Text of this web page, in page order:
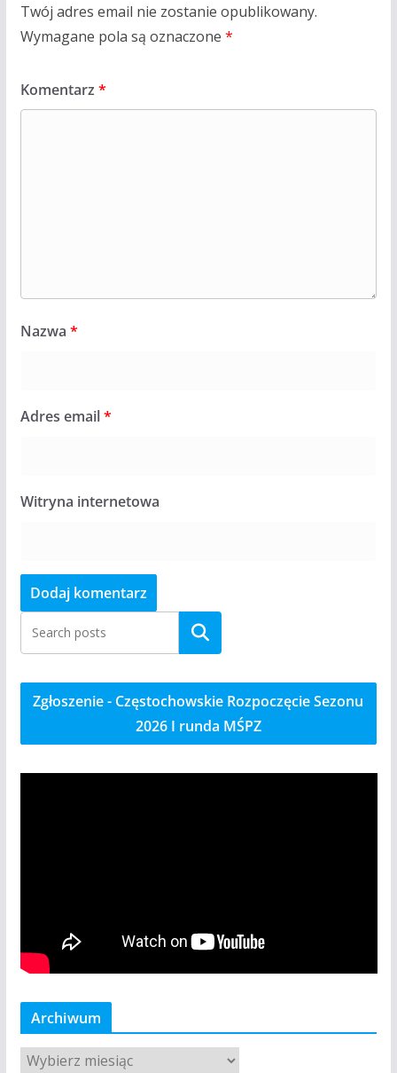
Twój adres email nie zostanie opublikowany.
Wymagane pola są oznaczone *
Komentarz *
Nazwa *
Adres email*
Witryna internetowa
Szukaj
Zgłoszenie - Częstochowskie Rozpoczęcie Sezonu
2026 I runda MŚPZ
Archiwum
A